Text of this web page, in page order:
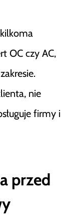
OC czy AC,
nie
firmy i
przed